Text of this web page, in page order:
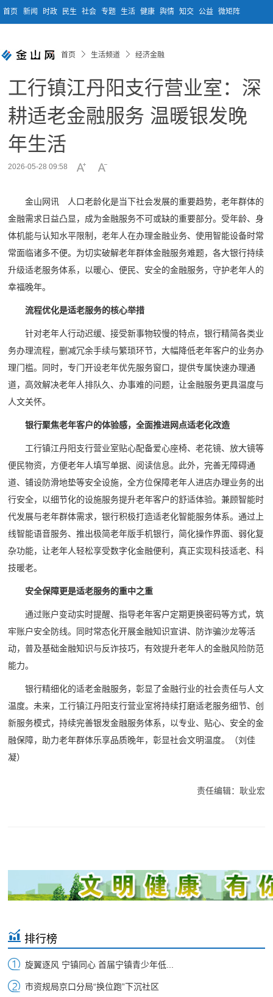
首页 新闻 时政 民生 社会 专题 生活 健康 舆情 知交 公益 微矩阵
首页 生活频道 经济金融
工行镇江丹阳支行营业室：深
耕适老金融服务 温暖银发晚
年生活
2026-05-28 09:58
金山网讯 人口老龄化是当下社会发展的重要趋势，老年群体的
金融需求日益凸显，成为金融服务不可或缺的重要部分。受年龄、身
体机能与认知水平限制，老年人在办理金融业务、使用智能设备时常
常面临诸多不便。为切实破解老年群体金融服务难题，各大银行持续
升级适老服务体系，以暖心、便民、安全的金融服务，守护老年人的
幸福晚年。
流程优化是适老服务的核心举措
针对老年人行动迟缓、接受新事物较慢的特点，银行精简各类业
务办理流程，删减冗余手续与繁琐环节，大幅降低老年客户的业务办
理门槛。同时，专门开设老年优先服务窗口，提供专属快速办理通
道，高效解决老年人排队久、办事难的问题，让金融服务更具温度与
人文关怀。
银行聚焦老年客户的体验感，全面推进网点适老化改造
工行镇江丹阳支行营业室贴心配备爱心座椅、老花镜、放大镜等
便民物资，方便老年人填写单据、阅读信息。此外，完善无障碍通
道、铺设防滑地垫等安全设施，全方位保障老年人进店办理业务的出
行安全，以细节化的设施服务提升老年客户的舒适体验。兼顾智能时
代发展与老年群体需求，银行积极打造适老化智能服务体系。通过上
线智能语音服务、推出极简老年版手机银行，简化操作界面、弱化复
杂功能，让老年人轻松享受数字化金融便利，真正实现科技适老、科
技暖老。
安全保障更是适老服务的重中之重
通过账户变动实时提醒、指导老年客户定期更换密码等方式，筑
牢账户安全防线。同时常态化开展金融知识宣讲、防诈骗沙龙等活
动，普及基础金融知识与反诈技巧，有效提升老年人的金融风险防范
能力。
银行精细化的适老金融服务，彰显了金融行业的社会责任与人文
温度。未来，工行镇江丹阳支行营业室将持续打磨适老服务细节、创
新服务模式，持续完善银发金融服务体系，以专业、贴心、安全的金
融保障，助力老年群体乐享品质晚年，彰显社会文明温度。（刘佳
凝）
责任编辑：耿业宏
排行榜
旋翼逐风 宁镇同心 首届宁镇青少年低...
市资规局京口分局“换位跑”下沉社区